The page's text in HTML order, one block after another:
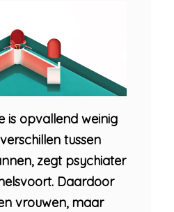
is opvallend weinig
tussen
zegt psychiater
Daardoor
vrouwen, maar